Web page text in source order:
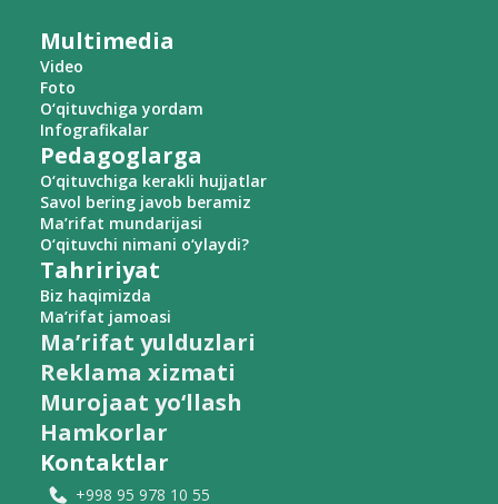
Multimedia
Video
Foto
O‘qituvchiga yordam
Infografikalar
Pedagoglarga
O‘qituvchiga kerakli hujjatlar
Savol bering javob beramiz
Ma’rifat mundarijasi
O‘qituvchi nimani o‘ylaydi?
Tahririyat
Biz haqimizda
Ma’rifat jamoasi
Ma’rifat yulduzlari
Reklama xizmati
Murojaat yo‘llash
Hamkorlar
Kontaktlar
+998 95 978 10 55